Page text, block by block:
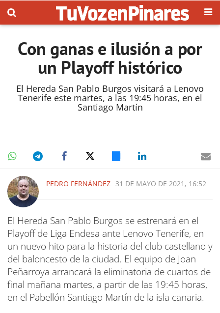
Con ganas e ilusión a por
un Playoff histórico
El Hereda San Pablo Burgos visitará a Lenovo
Tenerife este martes, a las 19:45 horas, en el
Santiago Martín
PEDRO FERNÁNDEZ 31 DE MAYO DE 2021, 16:52
El Hereda San Pablo Burgos se estrenará en el
Playoff de Liga Endesa ante Lenovo Tenerife, en
un nuevo hito para la historia del club castellano y
del baloncesto de la ciudad. El equipo de Joan
Peñarroya arrancará la eliminatoria de cuartos de
final mañana martes, a partir de las 19:45 horas,
en el Pabellón Santiago Martín de la isla canaria.